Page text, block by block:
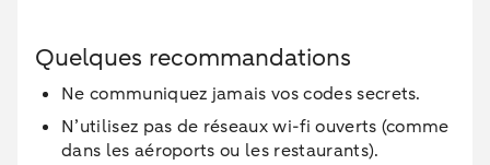
Quelques recommandations
Ne communiquez jamais vos codes secrets.
N’utilisez pas de réseaux wi-fi ouverts (comme
dans les aéroports ou les restaurants).